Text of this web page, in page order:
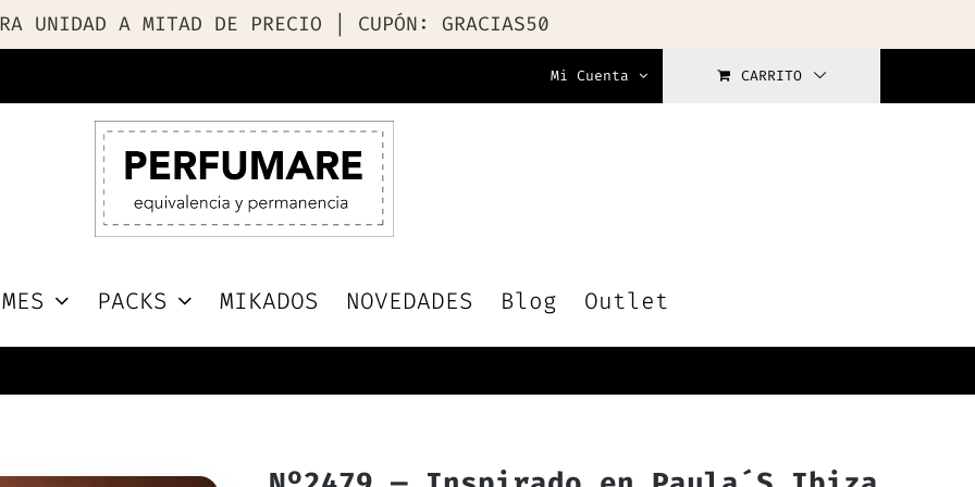
UNIDAD A MITAD DE PRECIO | CUPÓN: GRACIAS50
Mi Cuenta CARRITO
PACKS MIKADOS NOVEDADES Blog Outlet